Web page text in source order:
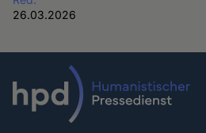
26.03.2026